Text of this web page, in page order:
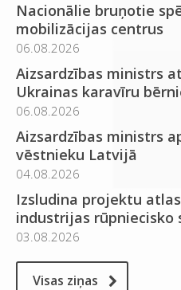
Nacionālie bruņotie
mobilizācijas centrus
06.08.2026
Aizsardzības ministrs
Ukrainas karavīru
06.08.2026
Aizsardzības ministrs
vēstnieku Latvijā
04.08.2026
Izsludina projektu
industrijas rūpniecisko
03.08.2026
Visas ziņas